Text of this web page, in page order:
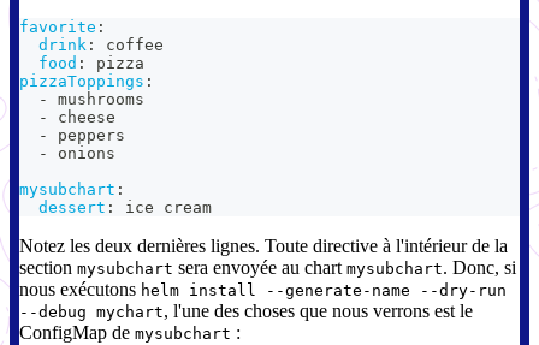
favorite :
drink :
coffee
food :
pizza
pizzaToppings :
-
mushrooms
-
cheese
-
peppers
-
onions
mysubchart :
dessert : ice cream
Notez les deux dernières lignes. Toute directive à l'intérieur de la
section mysubchart sera envoyée au chart mysubchart. Donc, si
nous exécutons helm install --generate-name --dry-run
--debug mychart, l'une des choses que nous verrons est le
ConfigMap de mysubchart :